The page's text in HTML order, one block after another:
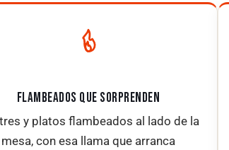
FLAMBEADOS QUE SORPRENDEN
y platos flambeados al lado de la
mesa, con esa llama que arranca